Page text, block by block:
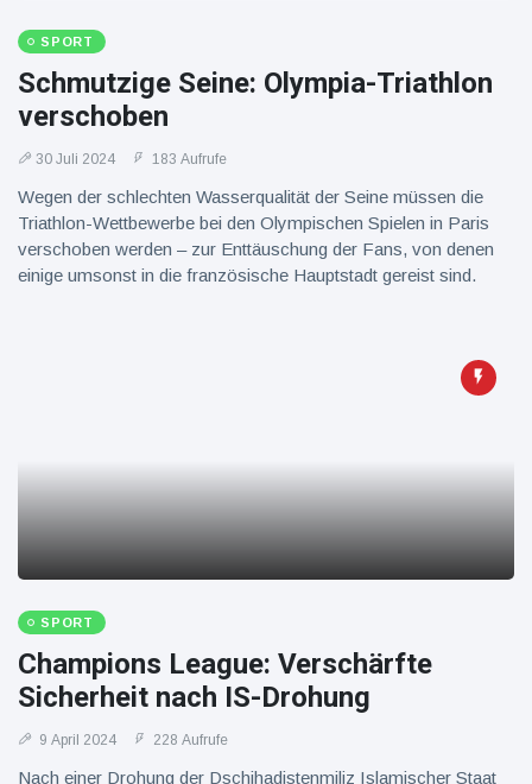
SPORT
Schmutzige Seine: Olympia-Triathlon
verschoben
30 Juli 2024 183 Aufrufe
Wegen der schlechten Wasserqualität der Seine müssen die
Triathlon-Wettbewerbe bei den Olympischen Spielen in Paris
verschoben werden – zur Enttäuschung der Fans, von denen
einige umsonst in die französische Hauptstadt gereist sind.
SPORT
Champions League: Verschärfte
Sicherheit nach IS-Drohung
9 April 2024 228 Aufrufe
Nach einer Drohung der Dschihadistenmiliz Islamischer Staat